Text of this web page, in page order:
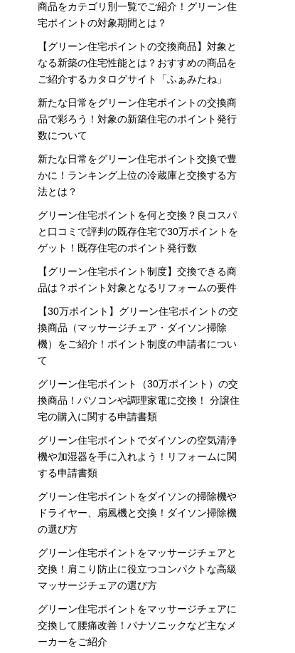
商品をカテゴリ別一覧でご紹介！グリーン住
宅ポイントの対象期間とは？
【グリーン住宅ポイントの交換商品】対象と
なる新築の住宅性能とは？おすすめの商品を
ご紹介するカタログサイト「ふぁみたね」
新たな日常をグリーン住宅ポイントの交換商
品で彩ろう！対象の新築住宅のポイント発行
数について
新たな日常をグリーン住宅ポイント交換で豊
かに！ランキング上位の冷蔵庫と交換する方
法とは？
グリーン住宅ポイントを何と交換？良コスパ
と口コミで評判の既存住宅で30万ポイントを
ゲット！既存住宅のポイント発行数
【グリーン住宅ポイント制度】交換できる商
品は？ポイント対象となるリフォームの要件
【30万ポイント】グリーン住宅ポイントの交
換商品（マッサージチェア・ダイソン掃除
機）をご紹介！ポイント制度の申請者につい
て
グリーン住宅ポイント（30万ポイント）の交
換商品！パソコンや調理家電に交換！ 分譲住
宅の購入に関する申請書類
グリーン住宅ポイントでダイソンの空気清浄
機や加湿器を手に入れよう！リフォームに関
する申請書類
グリーン住宅ポイントをダイソンの掃除機や
ドライヤー、扇風機と交換！ダイソン掃除機
の選び方
グリーン住宅ポイントをマッサージチェアと
交換！肩こり防止に役立つコンパクトな高級
マッサージチェアの選び方
グリーン住宅ポイントをマッサージチェアに
交換して腰痛改善！パナソニックなど主なメ
ーカーをご紹介